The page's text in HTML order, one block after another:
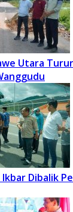
Utara
Dibalik